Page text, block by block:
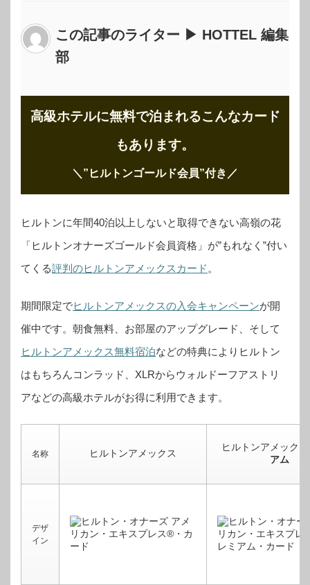
この記事のライター ▶ HOTTEL 編集
部
高級ホテルに無料で泊まれるこんなカード
もあります。
＼”ヒルトンゴールド会員”付き ／
ヒルトンに年間40泊以上しないと取得できない高嶺の花
「ヒルトンオナーズゴールド会員資格」が”もれなく”付い
てくる評判のヒルトンアメックスカード。
期間限定でヒルトンアメックスの入会キャンペーンが開
催中です。 朝食無料、お部屋のアップグレード、そして
ヒルトンアメックス無料宿泊などの特典によりヒルトン
はもちろんコンラッド、XLRからウォルドーフアストリ
アなどの高級ホテルがお得に利用できます。
名称 ヒルトンアメックス
ヒルトンアメックス
アム
デザ
イン